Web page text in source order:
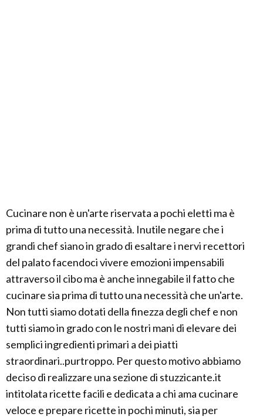
Cucinare non è un'arte riservata a pochi eletti ma è
prima di tutto una necessità. Inutile negare che i
grandi chef siano in grado di esaltare i nervi recettori
del palato facendoci vivere emozioni impensabili
attraverso il cibo ma è anche innegabile il fatto che
cucinare sia prima di tutto una necessità che un'arte.
Non tutti siamo dotati della finezza degli chef e non
tutti siamo in grado con le nostri mani di elevare dei
semplici ingredienti primari a dei piatti
straordinari..purtroppo. Per questo motivo abbiamo
deciso di realizzare una sezione di stuzzicante.it
intitolata ricette facili e dedicata a chi ama cucinare
veloce e prepare ricette in pochi minuti, sia per